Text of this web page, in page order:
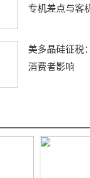
专机差点与客
美多晶硅征税
消费者影响